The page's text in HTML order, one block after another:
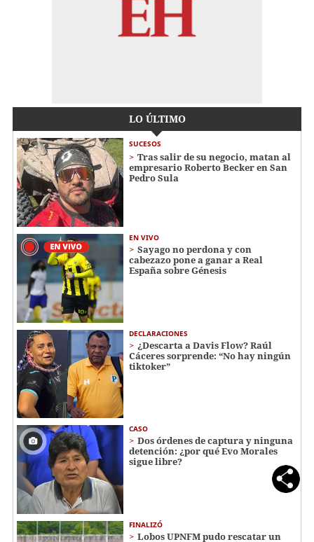
LO ÚLTIMO
SUCESOS
Tras salir de su negocio, matan al
empresario Roberto Becker en San
Pedro Sula
EN VIVO
Sayago no perdona y con
cabezazo pone a ganar a Real
España sobre Génesis
DECLARACIONES
¿Descarta a Davis Flow? Raúl
Cáceres sorprende: “No hay ningún
tiktoker”
CASO
Dos órdenes de captura y ninguna
detención: ¿por qué Evo Morales
sigue libre?
FINALIZÓ
Lobos UPNFM pudo rescatar un